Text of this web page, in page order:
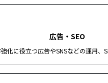
広告・SEO
化に役立つ広告やSNSなどの運用、